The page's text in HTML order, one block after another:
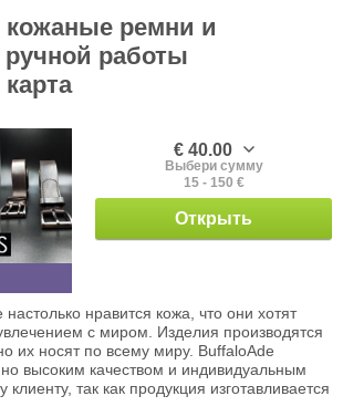
кожаные ремни и
ручной работы
€ 40.00
Выбери сумму
15 - 150 €
Открыть
нравится кожа, что они хотят
с миром. Изделия производятся
их носят по всему миру. BuffaloAde
высоким качеством и индивидуальным
так как продукция изготавливается